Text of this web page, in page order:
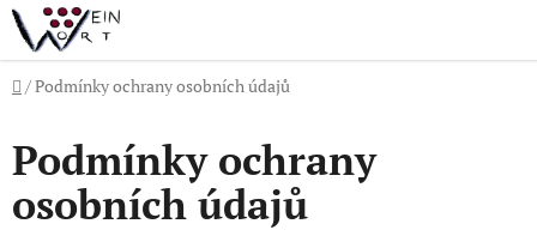
Přejít
na
obsah
Domů
/Podmínky ochrany osobních údajů
Podmínky ochrany
osobních údajů